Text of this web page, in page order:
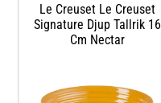
Le Creuset Le Creuset
Signature Djup Tallrik 16
Cm Nectar